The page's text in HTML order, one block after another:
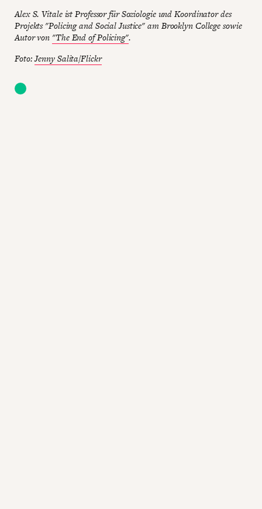
Alex S. Vitale ist Professor für Soziologie und Koordinator des
Projekts "Policing and Social Justice" am Brooklyn College sowie
Autor von"The End of Policing".
Foto:Jenny Salita/Flickr